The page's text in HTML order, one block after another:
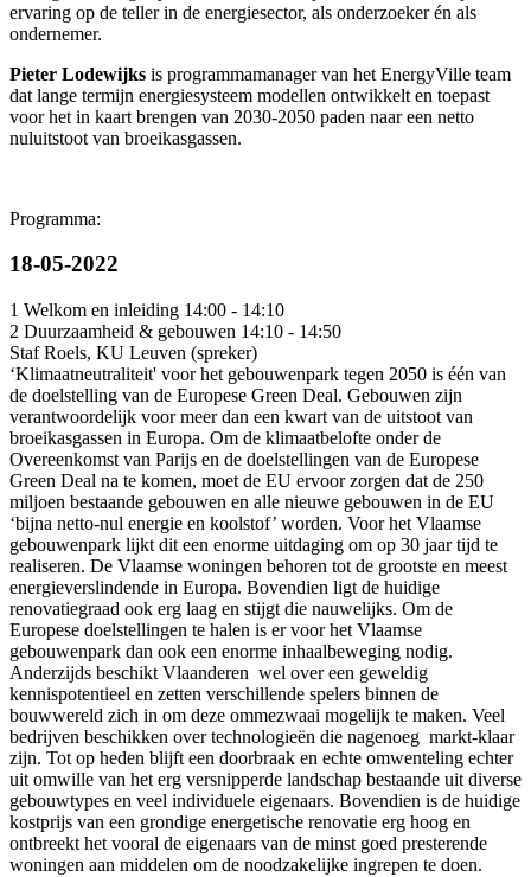
ervaring op de teller in de energiesector, als onderzoeker én als
ondernemer.
Pieter Lodewijks is programmamanager van het EnergyVille team
dat lange termijn energiesysteem modellen ontwikkelt en toepast
voor het in kaart brengen van 2030-2050 paden naar een netto
nuluitstoot van broeikasgassen.
Programma:
18-05-2022
1 Welkom en inleiding 14:00 - 14:10
2 Duurzaamheid & gebouwen 14:10 - 14:50
Staf Roels, KU Leuven (spreker)
‘Klimaatneutraliteit' voor het gebouwenpark tegen 2050 is één van
de doelstelling van de Europese Green Deal. Gebouwen zijn
verantwoordelijk voor meer dan een kwart van de uitstoot van
broeikasgassen in Europa. Om de klimaatbelofte onder de
Overeenkomst van Parijs en de doelstellingen van de Europese
Green Deal na te komen, moet de EU ervoor zorgen dat de 250
miljoen bestaande gebouwen en alle nieuwe gebouwen in de EU
‘bijna netto-nul energie en koolstof’ worden. Voor het Vlaamse
gebouwenpark lijkt dit een enorme uitdaging om op 30 jaar tijd te
realiseren. De Vlaamse woningen behoren tot de grootste en meest
energieverslindende in Europa. Bovendien ligt de huidige
renovatiegraad ook erg laag en stijgt die nauwelijks. Om de
Europese doelstellingen te halen is er voor het Vlaamse
gebouwenpark dan ook een enorme inhaalbeweging nodig.
Anderzijds beschikt Vlaanderen wel over een geweldig
kennispotentieel en zetten verschillende spelers binnen de
bouwwereld zich in om deze ommezwaai mogelijk te maken. Veel
bedrijven beschikken over technologieën die nagenoeg markt-klaar
zijn. Tot op heden blijft een doorbraak en echte omwenteling echter
uit omwille van het erg versnipperde landschap bestaande uit diverse
gebouwtypes en veel individuele eigenaars. Bovendien is de huidige
kostprijs van een grondige energetische renovatie erg hoog en
ontbreekt het vooral de eigenaars van de minst goed presterende
woningen aan middelen om de noodzakelijke ingrepen te doen.